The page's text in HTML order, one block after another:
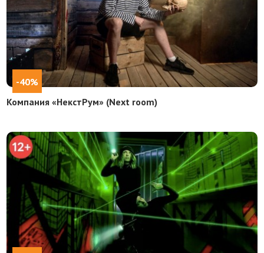
-40%
Компания «НекстРум» (Next room)